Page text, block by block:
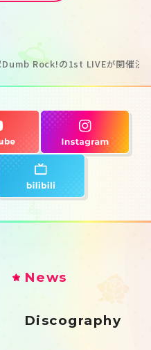
Rock!の1st LIVEが開催決
News
Discography